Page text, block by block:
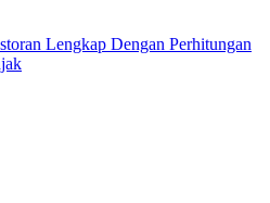
Lengkap Dengan Perhitungan